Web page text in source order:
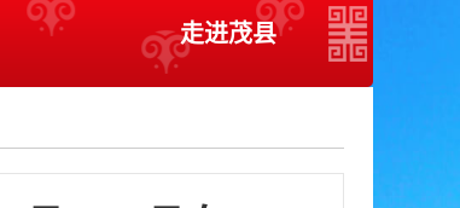
走进茂县